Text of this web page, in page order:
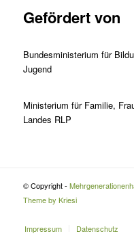
Gefördert von
Bundesministerium für
Jugend
Ministerium für Familie,
Landes RLP
© Copyright -
Theme by Kriesi
Impressum Datenschutz